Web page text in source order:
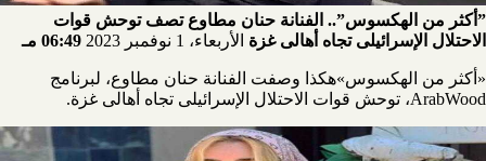
”أكثر من الهكسوس”.. الفنانة حنان مطاوع تصف توحش قوات
الاحتلال الإسرائيلى تجاه أهالى غزة الأربعاء، 1 نوفمبر 2023 06:49 مـ
«أكثر من الهكسوس»هكذا وصفت الفنانة حنان مطاوع، لبرنامج
ArabWood، توحش قوات الاحتلال الإسرائيلى تجاه أهالى غزة.